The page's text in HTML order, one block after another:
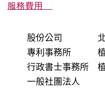
服務費用
股份公司　　　　
專利事務所　　　
行政書士事務所　
一般社團法人　